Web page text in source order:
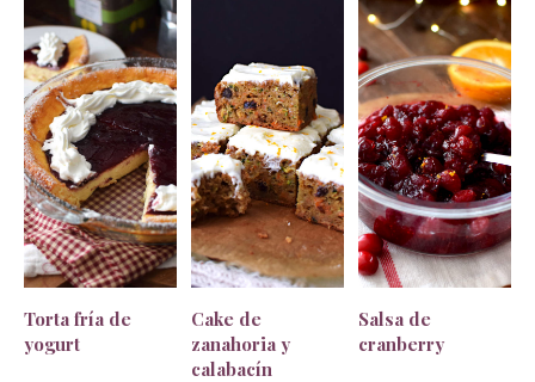
Torta fría de
yogurt
Cake de
zanahoria y
calabacín
Salsa de
cranberry